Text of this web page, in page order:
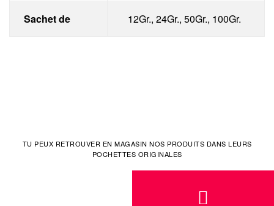
Sachet de 12Gr., 24Gr., 50Gr., 100Gr.
TU PEUX RETROUVER EN MAGASIN NOS PRODUITS DANS LEURS
POCHETTES ORIGINALES